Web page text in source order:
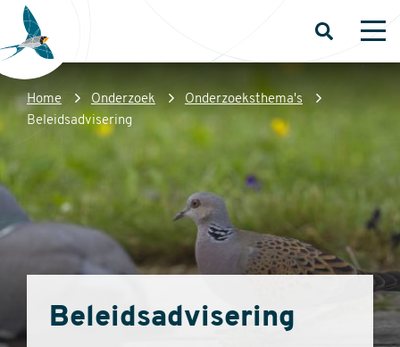
Overslaan
naar
de
inhoud
gaan
Sovon
Open
Kruimelpad
Home Onderzoek
Onderzoeksthema's
Beleidsadvisering
Beleidsadvisering